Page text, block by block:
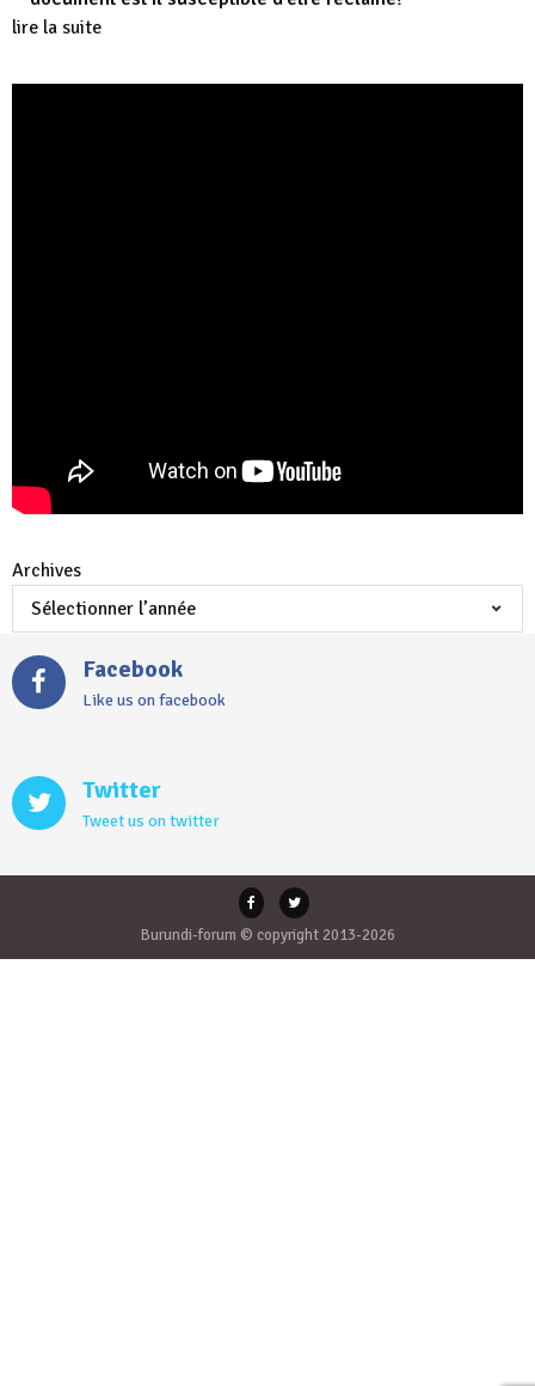
lire la suite
Archives
Facebook
Like us on facebook
Twitter
Tweet us on twitter
Burundi-forum © copyright 2013-2026